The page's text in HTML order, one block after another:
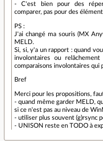
- C'est bien pour des
comparer, pas pour des
PS :
J'ai changé ma souris (MX
MELD.
Si, si, y'a un rapport : quand
involontaires ou
comparaisons involontaires
Bref
Merci pour les propositions,
- quand même garder MELD,
si ce n'est pas au niveau de
- utiliser plus souvent (g)rsync
- UNISON reste en TODO à